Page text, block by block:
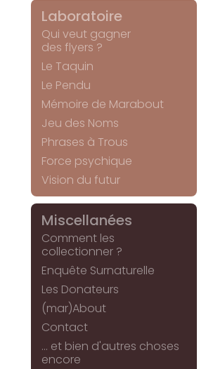
Laboratoire
Qui veut gagner
des flyers ?
Le Taquin
Le Pendu
Mémoire de Marabout
Jeu des Noms
Phrases à Trous
Force psychique
Vision du futur
Miscellanées
Comment les
collectionner ?
Enquête Surnaturelle
Les Donateurs
(mar)About
Contact
... et bien d'autres choses
encore